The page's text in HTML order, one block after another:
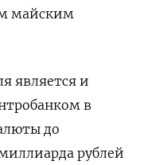
майским
является и
в
до
рублей